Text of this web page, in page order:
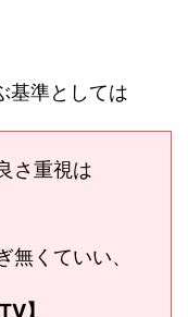
基準としては
さ重視は
無くていい、
】